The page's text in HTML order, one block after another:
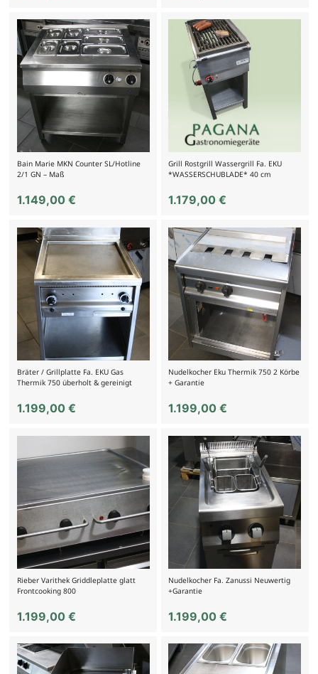
Bain Marie MKN Counter SL/Hotline
2/1 GN – Maß
1.149,00 €
Grill Rostgrill Wassergrill Fa. EKU
*WASSERSCHUBLADE* 40 cm
1.179,00€
Bräter / Grillplatte Fa. EKU Gas
Thermik 750 überholt & gereinigt
1.199,00 €
Nudelkocher Eku Thermik 750 2 Körbe
+ Garantie
1.199,00€
Rieber Varithek Griddleplatte glatt
Frontcooking 800
1.199,00 €
Nudelkocher Fa. Zanussi Neuwertig
+Garantie
1.199,00€